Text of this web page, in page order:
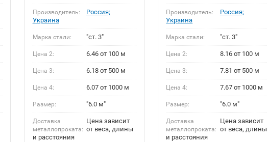
Производитель:
Россия;
Украина
Марка стали: "ст. 3"
Цена 2: 6.46 от 100 м
Цена 3: 6.18 от 500 м
Цена 4: 6.07 от 1000 м
Размер: "6.0 м"
Доставка
металлопроката:
Цена зависит
от веса, длины
и расстояния
Производитель:
Россия;
Украина
Марка стали: "ст. 3"
Цена 2: 8.16 от 100 м
Цена 3: 7.81 от 500 м
Цена 4: 7.67 от 1000 м
Размер: "6.0 м"
Доставка
металлопроката:
Цена зависит
от веса, длины
и расстояния